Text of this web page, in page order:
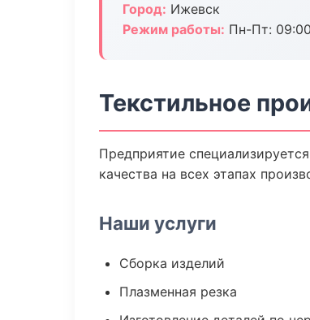
Город: Ижевск
Режим работы: Пн-Пт:
Текстильное
Предприятие
качества на всех этапах
Наши услуги
Сборка изделий
Плазменная резка